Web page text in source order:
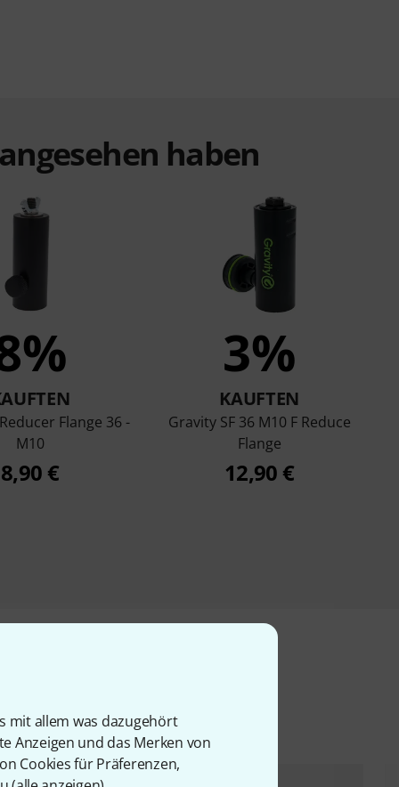
mit allem was dazugehört
Anzeigen und das Merken von
Cookies für Präferenzen,
haben
Flange 36 -
M10
8,90 €
3%
KAUFTEN
Gravity SF 36 M10 F Reduce
Flange
12,90 €